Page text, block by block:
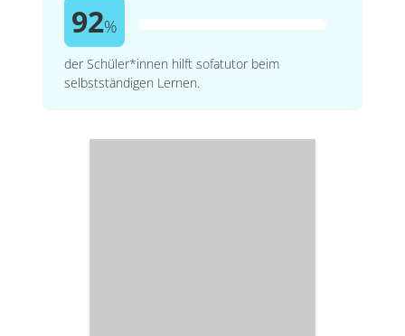
92%
der Schüler*innen hilft sofatutor beim
selbstständigen Lernen.